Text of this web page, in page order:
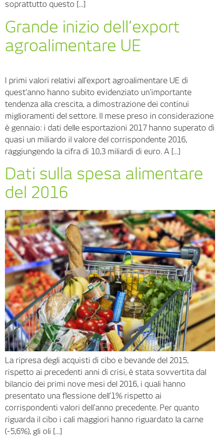
soprattutto questo […]
Grande inizio dell’export
agroalimentare UE
I primi valori relativi all’export agroalimentare UE di
quest’anno hanno subito evidenziato un’importante
tendenza alla crescita, a dimostrazione dei continui
miglioramenti del settore. Il mese preso in considerazione
è gennaio: i dati delle esportazioni 2017 hanno superato di
quasi un miliardo il valore del corrispondente 2016,
raggiungendo la cifra di 10,3 miliardi di euro. A […]
Dati sulla spesa alimentare
del 2016
La ripresa degli acquisti di cibo e bevande del 2015,
rispetto ai precedenti anni di crisi, è stata sovvertita dal
bilancio dei primi nove mesi del 2016, i quali hanno
presentato una flessione dell’1% rispetto ai
corrispondenti valori dell’anno precedente. Per quanto
riguarda il cibo i cali maggiori hanno riguardato la carne
(-5,6%), gli oli […]